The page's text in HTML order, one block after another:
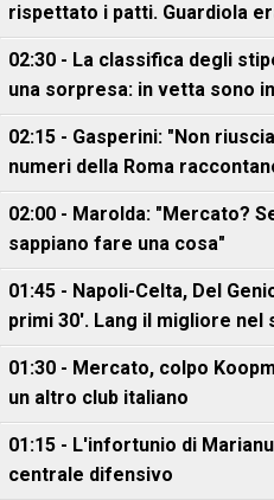
rispettato i patti. Guardiola
02:30 - La classifica degli
una sorpresa: in vetta sono
02:15 - Gasperini: "Non
numeri della Roma
02:00 - Marolda: "Mercato?
sappiano fare una cosa"
01:45 - Napoli-Celta, Del
primi 30'. Lang il migliore nel
01:30 - Mercato, colpo
un altro club italiano
01:15 - L'infortunio di
centrale difensivo